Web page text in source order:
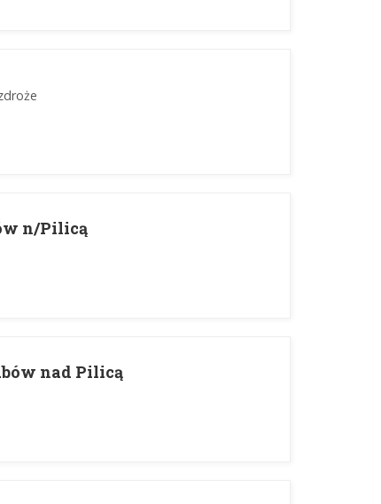
n/Pilicą
nad Pilicą